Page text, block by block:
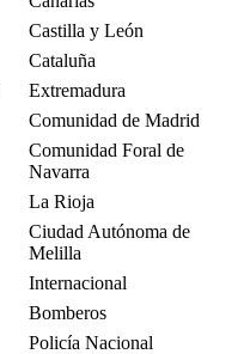
Castilla y León
Cataluña
Extremadura
Comunidad de Madrid
Comunidad Foral de
Navarra
La Rioja
Ciudad Autónoma de
Melilla
Internacional
Bomberos
Policía Nacional